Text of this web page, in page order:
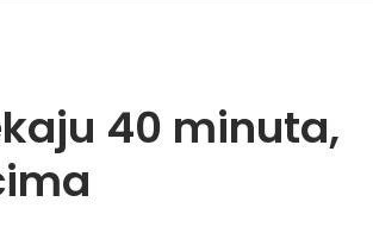
40 minuta,